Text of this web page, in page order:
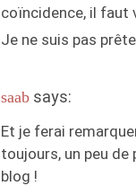
coïncidence, il faut
Je ne suis pas
saab says:
Et je ferai
toujours, un peu de
blog !